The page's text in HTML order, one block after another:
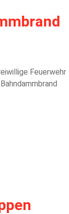
Feuerwehr